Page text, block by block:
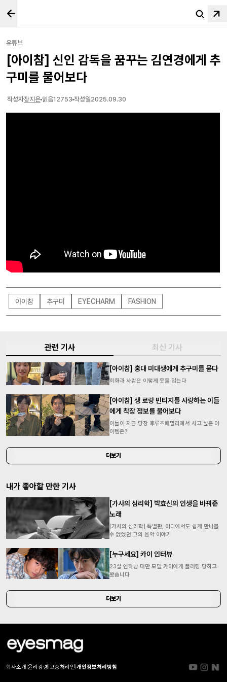
유튜브
[아이참] 신인 감독을 꿈꾸는 김연경에게 추
구미를 물어보다
작성자장지은 읽음12753 작성일2025.09.30
아이참 추구미 EYECHARM FASHION
관련 기사 최신 기사
[아이참] 홍대 미대생에게 추구미를 묻다
회화과 사람은 이렇게 옷을 입는다
[아이참] 생 로랑 빈티지를 사랑하는 이들
에게 착장 정보를 물어보다
이들이 지금 당장 후루츠패밀리에서 사고 싶은 아
이템은?
더보기
내가 좋아할 만한 기사
[가사의 심리학] 박효신의 인생을 바꿔준
노래
[가사의 심리학] 특별판, 어디에서도 쉽게 만나볼
수 없었던 그의 음악 이야기
[누구세요] 카이 인터뷰
23살 연하남 대만 모델 카이에게 플러팅 당하고
왔습니다
더보기
회사소개 윤리강령 고충처리인 개인정보처리방침